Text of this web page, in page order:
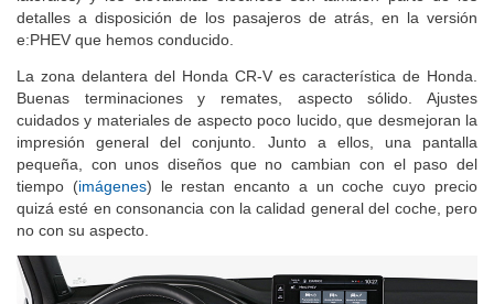
detalles a disposición de los pasajeros de atrás, en la versión
e:PHEV que hemos conducido.
La zona delantera del Honda CR-V es característica de Honda.
Buenas terminaciones y remates, aspecto sólido. Ajustes
cuidados y materiales de aspecto poco lucido, que desmejoran la
impresión general del conjunto. Junto a ellos, una pantalla
pequeña, con unos diseños que no cambian con el paso del
tiempo (imágenes) le restan encanto a un coche cuyo precio
quizá esté en consonancia con la calidad general del coche, pero
no con su aspecto.